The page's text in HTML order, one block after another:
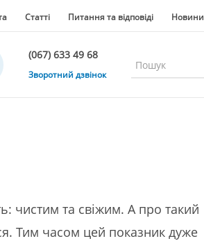
Статті Питання та відповіді Новини
(067) 633 49 68
(067) 633 49 68
(067) 635 35 36
Зворотний дзвінок
чистим та свіжим. А про такий
Тим часом цей показник дуже